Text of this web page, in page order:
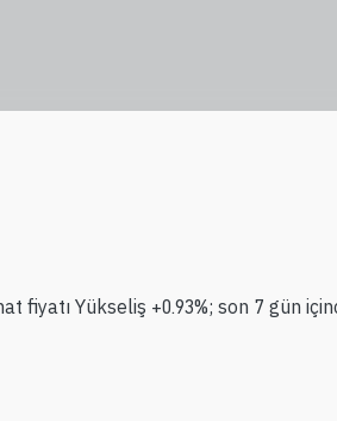
fiyatı Yükseliş +0.93%; son 7 gün